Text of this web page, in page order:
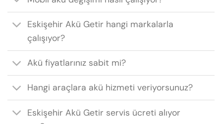
Eskişehir Akü Getir hangi markalarla
çalışıyor?
Akü fiyatlarınız sabit mi?
Hangi araçlara akü hizmeti veriyorsunuz?
Eskişehir Akü Getir servis ücreti alıyor